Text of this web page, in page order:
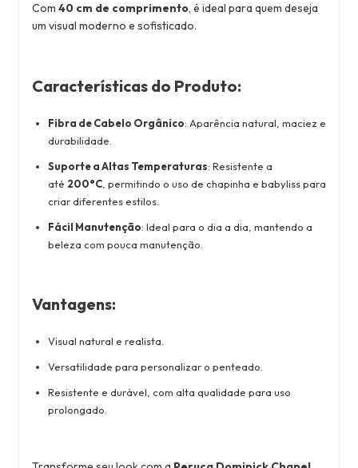
Com 40 cm de comprimento, é ideal para quem deseja
um visual moderno e sofisticado.
Características do Produto:
Fibra de Cabelo Orgânico: Aparência natural, maciez e
durabilidade.
Suporte a Altas Temperaturas: Resistente a
até 200°C, permitindo o uso de chapinha e babyliss para
criar diferentes estilos.
Fácil Manutenção: Ideal para o dia a dia, mantendo a
beleza com pouca manutenção.
Vantagens:
Visual natural e realista.
Versatilidade para personalizar o penteado.
Resistente e durável, com alta qualidade para uso
prolongado.